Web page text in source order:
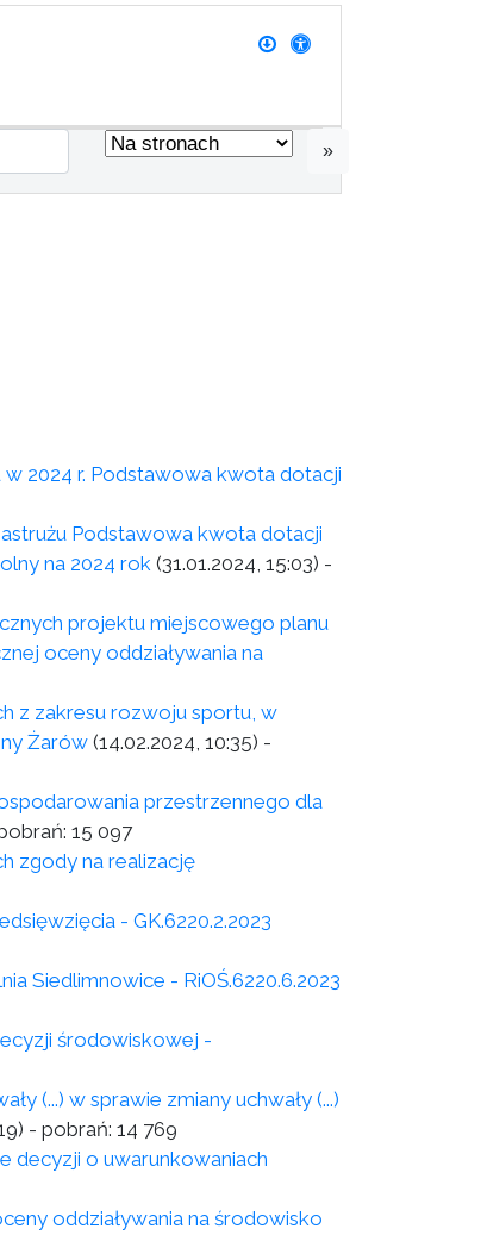
»
2024 r. Podstawowa kwota dotacji
Podstawowa kwota dotacji
na 2024 rok (31.01.2024, 15:03) -
projektu miejscowego planu
oceny oddziaływania na
z zakresu rozwoju sportu, w
Żarów (14.02.2024, 10:35) -
przestrzennego dla
15 097
zgody na realizację
- GK.6220.2.2023
Siedlimnowice - RiOŚ.6220.6.2023
środowiskowej -
(...) w sprawie zmiany uchwały (...)
- pobrań: 14 769
decyzji o uwarunkowaniach
oddziaływania na środowisko